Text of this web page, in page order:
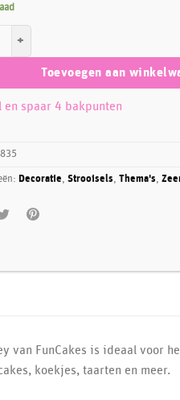
Toevoegen aan
en spaar 4 bakpunten
Decoratie, Strooisels, Thema's,
van FunCakes is ideaal voor
koekjes, taarten en meer.